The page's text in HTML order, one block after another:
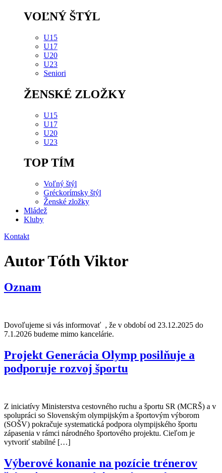
VOĽNÝ ŠTÝL
U15
U17
U20
U23
Seniori
ŽENSKÉ ZLOŽKY
U15
U17
U20
U23
TOP TÍM
Voľný štýl
Gréckorímsky štýl
Ženské zložky
Mládež
Kluby
Kontakt
AutorTóth Viktor
Oznam
Dovoľujeme si vás informovať , že v období od 23.12.2025 do
7.1.2026 budeme mimo kancelárie.
Projekt Generácia Olymp posilňuje a
podporuje rozvoj športu
Z iniciatívy Ministerstva cestovného ruchu a športu SR (MCRŠ) a v
spolupráci so Slovenským olympijským a športovým výborom
(SOŠV) pokračuje systematická podpora olympijského športu
zápasenia v rámci národného športového projektu. Cieľom je
vytvoriť stabilné […]
Výberové konanie na pozície trénerov